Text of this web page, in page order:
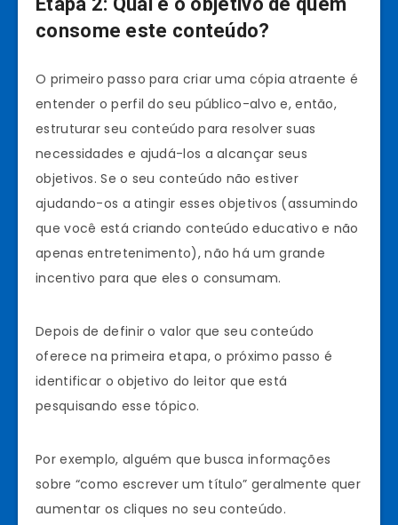
consome este conteúdo?
O primeiro passo para criar uma cópia atraente é
entender o perfil do seu público-alvo e, então,
estruturar seu conteúdo para resolver suas
necessidades e ajudá-los a alcançar seus
objetivos. Se o seu conteúdo não estiver
ajudando-os a atingir esses objetivos (assumindo
que você está criando conteúdo educativo e não
apenas entretenimento), não há um grande
incentivo para que eles o consumam.
Depois de definir o valor que seu conteúdo
oferece na primeira etapa, o próximo passo é
identificar o objetivo do leitor que está
pesquisando esse tópico.
Por exemplo, alguém que busca informações
sobre “como escrever um título” geralmente quer
aumentar os cliques no seu conteúdo.